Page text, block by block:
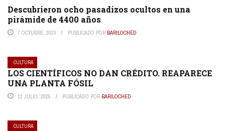
Descubrieron ocho pasadizos ocultos en una
pirámide de 4400 años
7 OCTUBRE, 2023 PUBLICADO POR BARILOCHED
CULTURA
LOS CIENTÍFICOS NO DAN CRÉDITO. REAPARECE
UNA PLANTA FÓSIL
12 JULIO, 2025 PUBLICADO POR BARILOCHED
CULTURA